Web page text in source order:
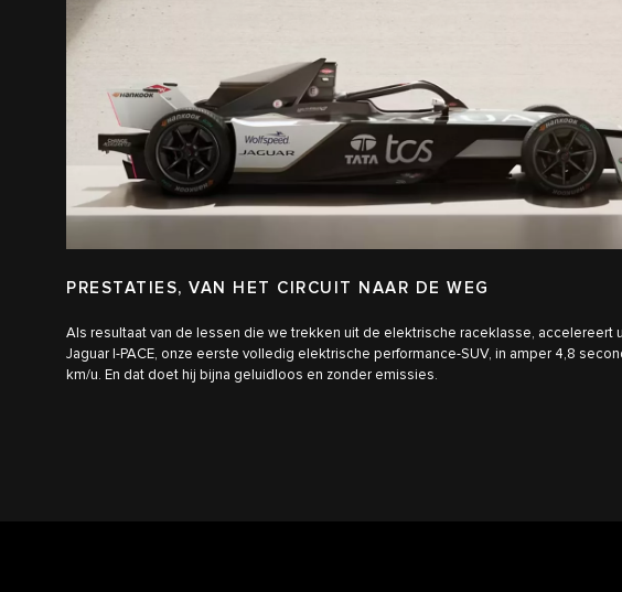
PRESTATIES, VAN HET CIRCUIT NAAR DE WEG
Als resultaat van de lessen die we trekken uit de elektrische raceklasse, accelereert
Jaguar I-PACE, onze eerste volledig elektrische performance-SUV, in amper 4,8
km/u. En dat doet hij bijna geluidloos en zonder emissies.